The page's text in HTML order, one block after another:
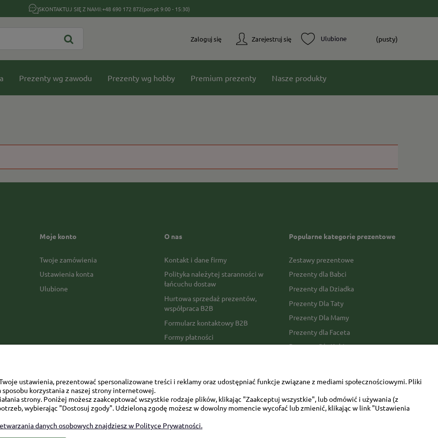
SKONTAKTUJ SIĘ Z NAMI:+48 690 172 872(pon-pt 9:00 - 15:30)
Zarejestruj się
Zaloguj się (pusty)
Prezenty wg zawodu Prezenty wg hobby Premium prezenty Nasze produkty
Moje konto
Twoje zamówienia
Ustawienia konta
Ulubione
O nas
Kontakt i dane firmy
Polityka należytej staranności w
łańcuchu dostaw
Hurtowa sprzedaż prezentów,
współpraca B2B
Formularz kontaktowy B2B
Formy płatności
Opinie Trustmate
Mapa kategorii
Popularne kategorie prezentowe
Zestawy prezentowe
Prezenty dla Babci
Prezenty dla Dziadka
Prezenty Dla Taty
Prezenty Dla Mamy
Prezenty dla Faceta
Prezenty Dla Kobiety
ustawienia, prezentować spersonalizowane treści i reklamy oraz udostępniać funkcje związane z mediami społecznościowymi. Pliki
korzystania z naszej strony internetowej.
strony. Poniżej możesz zaakceptować wszystkie rodzaje plików, klikając "Zaakceptuj wszystkie", lub odmówić i używania (z
wybierając "Dostosuj zgody". Udzieloną zgodę możesz w dowolny momencie wycofać lub zmienić, klikając w link "Ustawienia
danych osobowych znajdziesz w Polityce Prywatności.